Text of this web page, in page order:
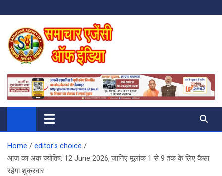
to
content
SAMACHAR AGENCY OF INDIA
My WordPress Blog
Home
editor's choice
आज का अंक ज्योतिष: 12 June 2026, जानिए मूलांक 1 से 9 तक के लिए कैसा
रहेगा शुक्रवार